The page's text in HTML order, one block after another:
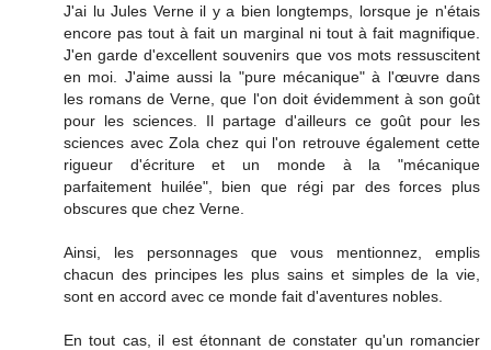
J'ai lu Jules Verne il y a bien longtemps, lorsque je n'étais
encore pas tout à fait un marginal ni tout à fait magnifique.
J'en garde d'excellent souvenirs que vos mots ressuscitent
en moi. J'aime aussi la "pure mécanique" à l'œuvre dans
les romans de Verne, que l'on doit évidemment à son goût
pour les sciences. Il partage d'ailleurs ce goût pour les
sciences avec Zola chez qui l'on retrouve également cette
rigueur d'écriture et un monde à la "mécanique
parfaitement huilée", bien que régi par des forces plus
obscures que chez Verne.
Ainsi, les personnages que vous mentionnez, emplis
chacun des principes les plus sains et simples de la vie,
sont en accord avec ce monde fait d'aventures nobles.
En tout cas, il est étonnant de constater qu'un romancier